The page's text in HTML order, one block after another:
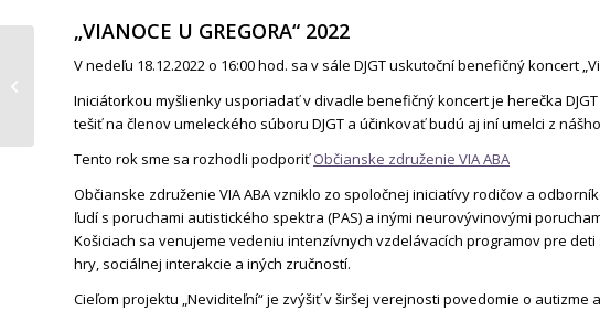
„VIANOCE U GREGORA“ 2022
V nedeľu 18.12.2022 o 16:00 hod. sa v sále DJGT uskutoční benefičný koncert
Iniciátorkou myšlienky usporiadať v divadle benefičný koncert je herečka
tešiť na členov umeleckého súboru DJGT a účinkovať budú aj iní umelci z
Tento rok sme sa rozhodli podporiťObčianske združenie VIA ABA
Občianske združenie VIA ABA vzniklo zo spoločnej iniciatívy rodičov a
ľudí s poruchami autistického spektra (PAS) a inými neurovývinovými
Košiciach sa venujeme vedeniu intenzívnych vzdelávacích programov pre
hry, sociálnej interakcie a iných zručností.
Cieľom projektu „Neviditeľní“ je zvýšiť v širšej verejnosti povedomie o
LITERATÚRA:
Ježiško